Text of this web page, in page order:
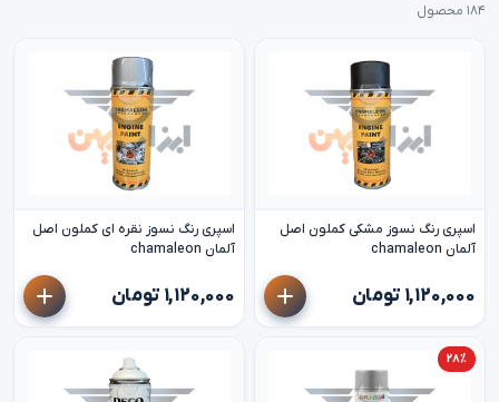
۱۸۴ محصول
اسپری رنگ نسوز مشکی کملون اصل
آلمان chamaleon
۱,۱۲۰,۰۰۰ تومان
اسپری رنگ نسوز نقره ای کملون اصل
آلمان chamaleon
۱,۱۲۰,۰۰۰ تومان
۲۸٪